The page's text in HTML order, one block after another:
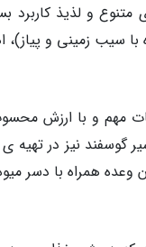
و لذیذ
با سیب زمینی و
مهم و با ارزش
وعده همراه با دسر